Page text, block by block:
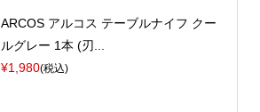
ARCOS アルコス テーブルナイフ クー
ルグレー 1本 (刃...
¥1,980(税込)